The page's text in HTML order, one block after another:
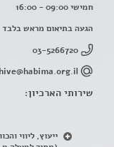
חמישי 09:00 - 16:00
הגעה בתיאום מראש בלבד
03-5266720
שירותי הארכיון:
ייעוץ, ליווי